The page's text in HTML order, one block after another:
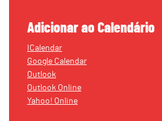
Adicionar ao Calendário
ICalendar
Google Calendar
Outlook
Outlook Online
Yahoo! Online